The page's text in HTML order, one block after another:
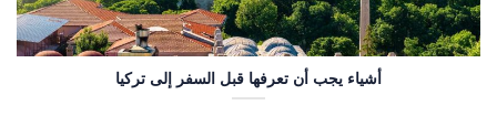
أشياء يجب أن تعرفها قبل السفر إلى تركيا